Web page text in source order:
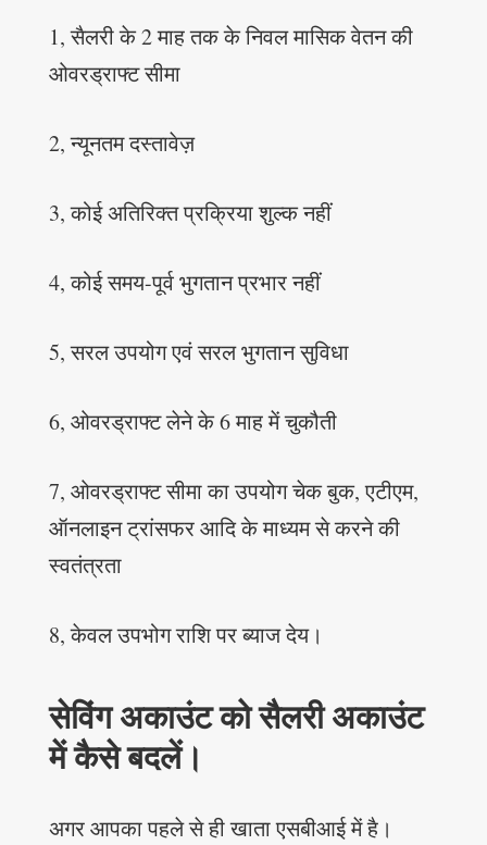
1, सैलरी के 2 माह तक के निवल मासिक वेतन की
ओवरड्राफ्ट सीमा
2, न्यूनतम दस्तावेज़
3, कोई अतिरिक्त प्रक्रिया शुल्क नहीं
4, कोई समय-पूर्व भुगतान प्रभार नहीं
5, सरल उपयोग एवं सरल भुगतान सुविधा
6, ओवरड्राफ्ट लेने के 6 माह में चुकौती
7, ओवरड्राफ्ट सीमा का उपयोग चेक बुक, एटीएम,
ऑनलाइन ट्रांसफर आदि के माध्यम से करने की
स्वतंत्रता
8, केवल उपभोग राशि पर ब्याज देय।
सेविंग अकाउंट को सैलरी अकाउंट
में कैसे बदलें।
अगर आपका पहले से ही खाता एसबीआई में है।